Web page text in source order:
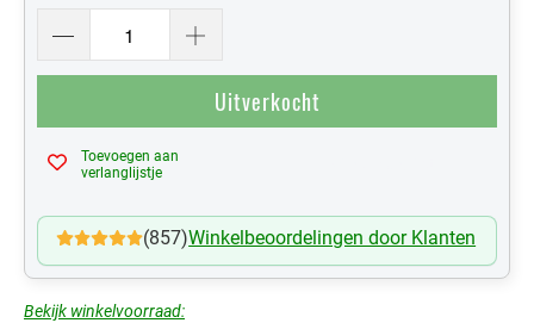
Uitverkocht
Toevoegen aan
verlanglijstje
(857)Winkelbeoordelingen door Klanten
Bekijk winkelvoorraad: